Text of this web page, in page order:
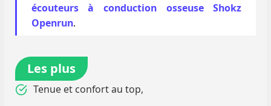
écouteurs à conduction osseuse Shokz
Openrun.
Les plus
Tenue et confort au top,